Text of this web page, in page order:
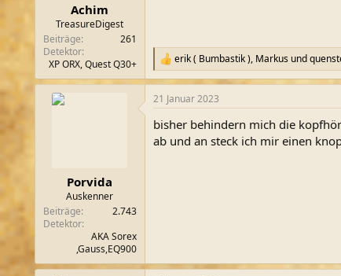
Achim
TreasureDigest
Beiträge
261
Detektor
XP ORX, Quest Q30+
R
e
a
k
i
o
erik ( Bumbastik ), Markusund
Porvida
Auskenner
Beiträge
2.743
Detektor
AKA Sorex
,Gauss,EQ900
21 Januar 2023
bisher behindern mich die
ab und an steck ich mir einen